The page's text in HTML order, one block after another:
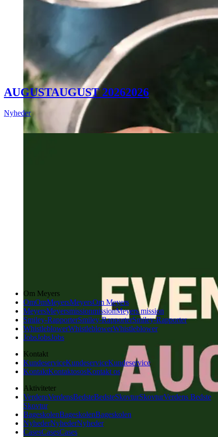
AUGUSTAUGUST 20262026
Nyheder
Om Meyers
OmOmMeyersMeyersOm Meyers
MeyersMeyersmissionmissionMeyers mission
Smiley-RapporterSmiley-RapporterSmiley-Rapporter
WhistleblowerWhistleblowerWhistleblower
JobsJobsJobs
Kontakt
KundeserviceKundeserviceKundeservice
KontaktKontaktososKontakt os
Aktiviteter
VerdensVerdensBedsteBedsteSkovturSkovturVerdens Bedste
Skovtur
BageskolenBageskolenBageskolen
NyhederNyhederNyheder
CasesCasesCases